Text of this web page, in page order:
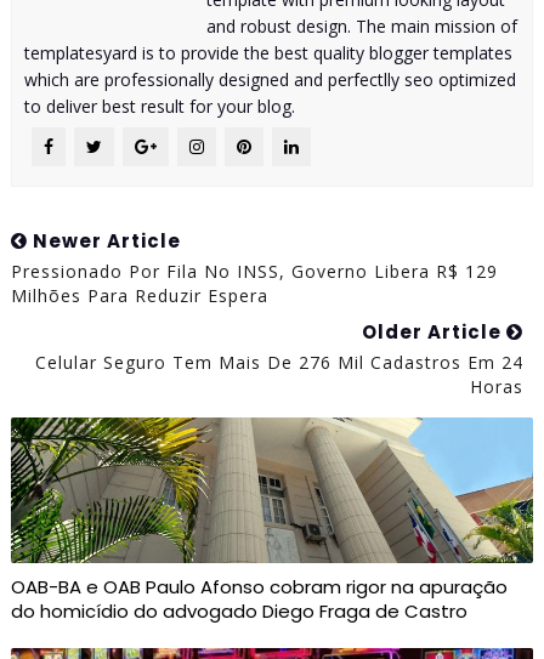
and robust design. The main mission of
templatesyard is to provide the best quality blogger templates
which are professionally designed and perfectlly seo optimized
to deliver best result for your blog.
Newer Article
Pressionado Por Fila No INSS, Governo Libera R$ 129
Milhões Para Reduzir Espera
Older Article
Celular Seguro Tem Mais De 276 Mil Cadastros Em 24
Horas
OAB-BA e OAB Paulo Afonso cobram rigor na apuração
do homicídio do advogado Diego Fraga de Castro